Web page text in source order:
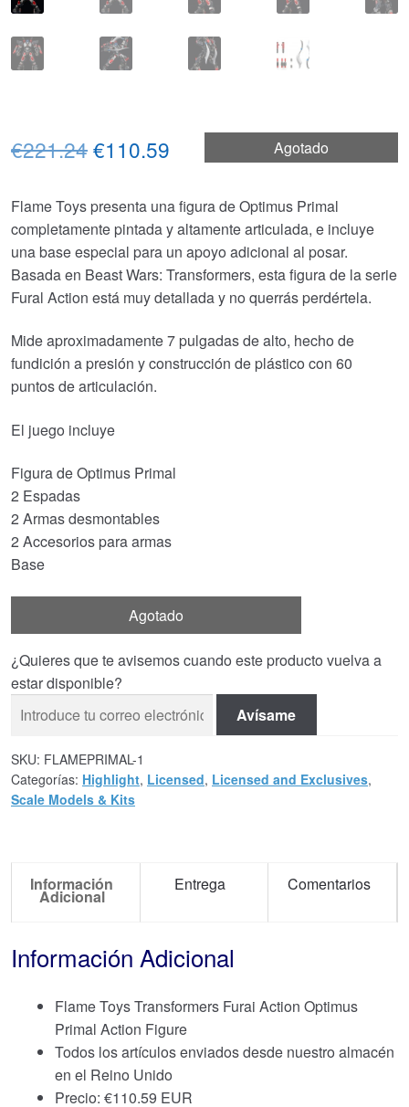
Agotado
€221.24El
original
era:
€221.24.
€110.59
actual
es:
€110.59.
Flame Toys presenta una figura de Optimus Primal
completamente pintada y altamente articulada, e incluye
una base especial para un apoyo adicional al posar.
Basada en Beast Wars: Transformers, esta figura de la serie
Fural Action está muy detallada y no querrás perdértela.
Mide aproximadamente 7 pulgadas de alto, hecho de
fundición a presión y construcción de plástico con 60
puntos de articulación.
El juego incluye
Figura de Optimus Primal
2 Espadas
2 Armas desmontables
2 Accesorios para armas
Base
Agotado
¿Quieres que te avisemos cuando este producto vuelva a
estar disponible?
Avísame
SKU: FLAMEPRIMAL-1
Categorías: Highlight, Licensed, Licensed and Exclusives,
Scale Models & Kits
Información
Adicional
Entrega Comentarios
Información Adicional
Flame Toys Transformers Furai Action Optimus
Primal Action Figure
Todos los artículos enviados desde nuestro almacén
en el Reino Unido
Precio: €110.59 EUR